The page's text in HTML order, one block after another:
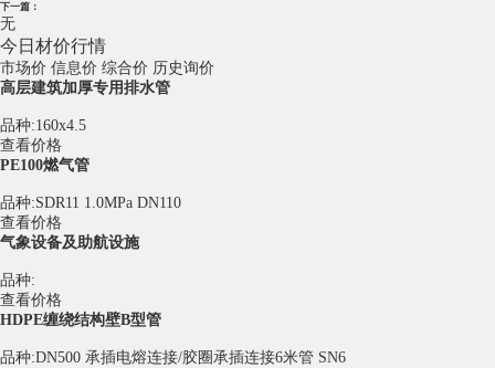
下一篇：
无
今日材价行情
市场价 信息价 综合价 历史询价
高层建筑加厚专用排水管
品种:160x4.5
查看价格
PE100燃气管
品种:SDR11 1.0MPa DN110
查看价格
气象设备及助航设施
品种:
查看价格
HDPE缠绕结构壁B型管
品种:DN500 承插电熔连接/胶圈承插连接6米管 SN6